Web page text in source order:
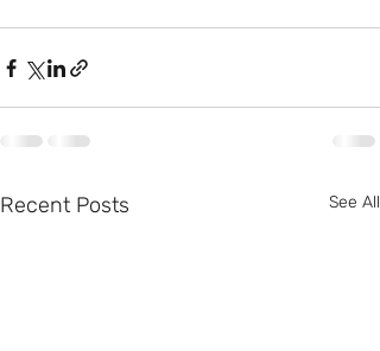
Recent Posts See All